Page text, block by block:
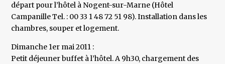
départ pour l’hôtel à Nogent-sur-Marne (Hôtel
Campanille Tel. : 00 33 1 48 72 51 98). Installation dans les
chambres, souper et logement.
Dimanche 1er mai 2011 :
Petit déjeuner buffet à l’hôtel. A 9h30, chargement des